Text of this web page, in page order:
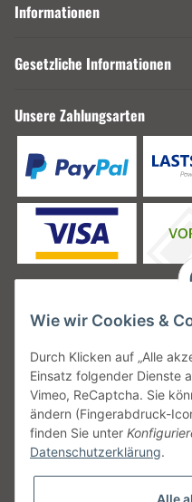
Informationen
Gesetzliche Informationen
Unsere Zahlungsarten
Unsere Versanddienstleister
Unsere Communities
Wie wir Cookies &
Durch Klicken auf „Alle
Einsatz folgender Dienste
Vimeo, ReCaptcha. Sie
ändern (Fingerabdruck-
finden Sie unter
Datenschutzerklärung.
Alle